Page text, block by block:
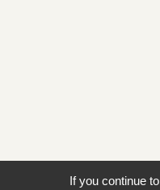
If you continue